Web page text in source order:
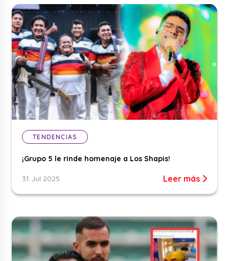
TENDENCIAS
¡Grupo 5 le rinde homenaje a Los Shapis!
31 Jul 2025 Leer más